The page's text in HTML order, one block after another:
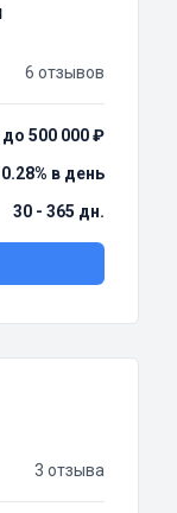
6 отзывов
500 000 ₽
в день
30 - 365 дн.
3 отзыва